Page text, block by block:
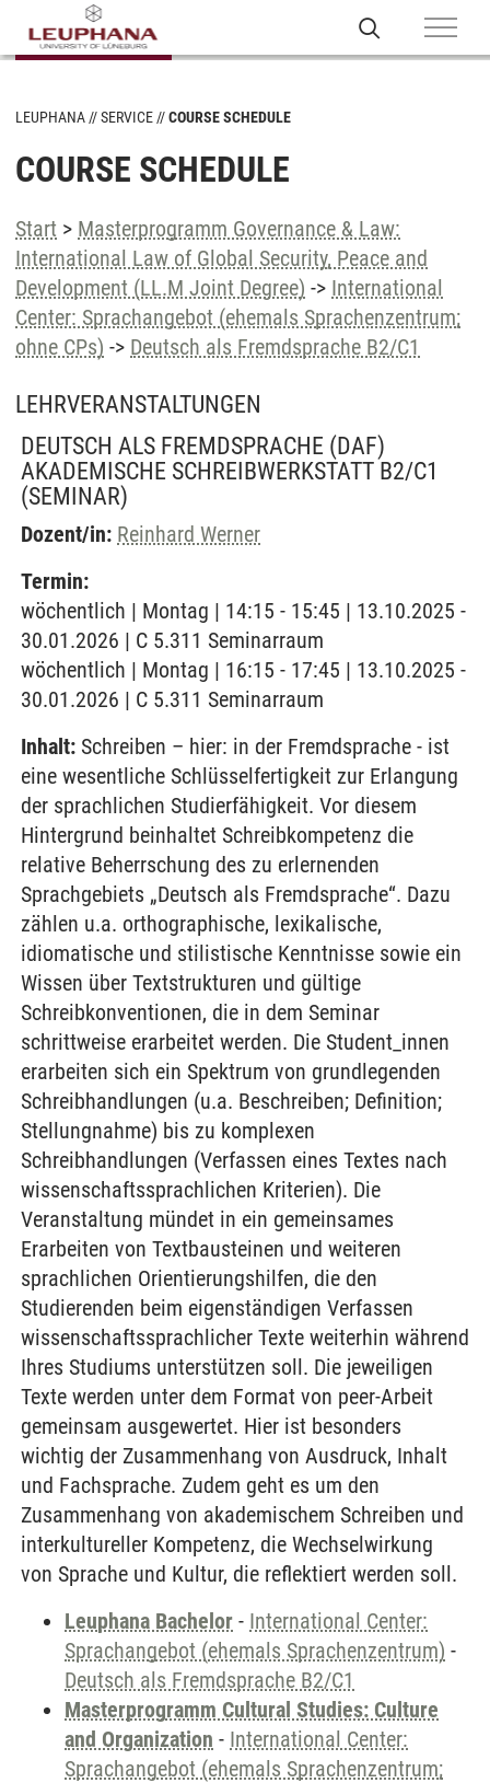
LEUPHANA SERVICE COURSE SCHEDULE
COURSE SCHEDULE
Start > Masterprogramm Governance & Law:
International Law of Global Security, Peace and
Development (LL.M Joint Degree) -> International
Center: Sprachangebot (ehemals Sprachenzentrum;
ohne CPs) -> Deutsch als Fremdsprache B2/C1
LEHRVERANSTALTUNGEN
DEUTSCH ALS FREMDSPRACHE (DAF)
AKADEMISCHE SCHREIBWERKSTATT B2/C1
(SEMINAR)
Dozent/in: Reinhard Werner
Termin:
wöchentlich | Montag | 14:15 - 15:45 | 13.10.2025 -
30.01.2026 | C 5.311 Seminarraum
wöchentlich | Montag | 16:15 - 17:45 | 13.10.2025 -
30.01.2026 | C 5.311 Seminarraum
Inhalt: Schreiben – hier: in der Fremdsprache - ist
eine wesentliche Schlüsselfertigkeit zur Erlangung
der sprachlichen Studierfähigkeit. Vor diesem
Hintergrund beinhaltet Schreibkompetenz die
relative Beherrschung des zu erlernenden
Sprachgebiets „Deutsch als Fremdsprache“. Dazu
zählen u.a. orthographische, lexikalische,
idiomatische und stilistische Kenntnisse sowie ein
Wissen über Textstrukturen und gültige
Schreibkonventionen, die in dem Seminar
schrittweise erarbeitet werden. Die Student_innen
erarbeiten sich ein Spektrum von grundlegenden
Schreibhandlungen (u.a. Beschreiben; Definition;
Stellungnahme) bis zu komplexen
Schreibhandlungen (Verfassen eines Textes nach
wissenschaftssprachlichen Kriterien). Die
Veranstaltung mündet in ein gemeinsames
Erarbeiten von Textbausteinen und weiteren
sprachlichen Orientierungshilfen, die den
Studierenden beim eigenständigen Verfassen
wissenschaftssprachlicher Texte weiterhin während
Ihres Studiums unterstützen soll. Die jeweiligen
Texte werden unter dem Format von peer-Arbeit
gemeinsam ausgewertet. Hier ist besonders
wichtig der Zusammenhang von Ausdruck, Inhalt
und Fachsprache. Zudem geht es um den
Zusammenhang von akademischem Schreiben und
interkultureller Kompetenz, die Wechselwirkung
von Sprache und Kultur, die reflektiert werden soll.
Leuphana Bachelor - International Center:
Sprachangebot (ehemals Sprachenzentrum) -
Deutsch als Fremdsprache B2/C1
Masterprogramm Cultural Studies: Culture
and Organization - International Center:
Sprachangebot (ehemals Sprachenzentrum;